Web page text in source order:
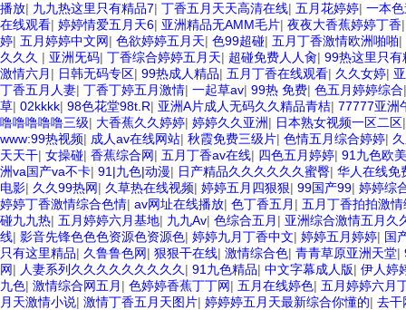
播放| 九九热这里只有精品7| 丁香五月天天高清在线| 五月花婷婷| 一本
在线观看| 婷婷情爱五月天6| 亚洲精品无AMM毛片| 夜夜大香蕉婷婷丁香
婷| 五月婷婷中文网| 色欲婷婷五月天| 色99超碰| 五月丁香激情欧洲啪啪|
久久久 | 亚洲旡码| 丁香综合婷婷五月天| 超碰免费人人肏| 99热这里只有
激情六月 | 日韩无码专区| 99热成人精品| 五月丁香在线观看| 久久女婷|
丁香五月人妻| 丁香丁婷五月激情| 一起草av| 99热 免费| 色五月婷婷综合
草| 02kkkk| 98色花堂98t.R| 亚洲A片成人无码久久精品青桔| 77777亚洲
噜噜噜噜噜三级| 大香蕉久久婷婷| 婷婷久久亚洲| 日本熟女视频一区二区
www:99热视频| 成人av在线网站| 秋霞免费三级片| 色情五月综合婷婷|
天天干| 女操碰| 香蕉综合网| 五月丁香av在线| 四色五月婷婷| 91九色欧美
洲va国产va不卡| 91|九色|动漫| 日产精品久久久久久久蜜臀| 华人在线免
电影| 久久99热网| 久草热在线视频| 婷婷五月四狠狠| 99国产99| 婷婷综
婷婷丁香激情综合色情| av网址在线播放| 色丁香五月 | 五月丁香拍拍激情
碰九九热| 五月婷婷六月基地| 九九Av| 色综合五月 | 亚洲综合激情五月久
线| 影音先锋色色色资源色资源色| 婷婷九月丁香中文| 婷婷五月婷婷| 国
只有这里精品| 久鲁鲁色网| 狠狠干在线| 激情综合色| 青青草原亚洲天堂|
网| 人妻系列久久久久久久久久久 | 91九色精品| 中文字幕成人版| 伊人婷
九色| 激情综合网五月 | 色婷婷香蕉丁丁网| 五月在线婷色| 五月婷婷六月
月天激情小说| 激情丁香五月天图片| 婷婷婷五月天最新综合你懂的| 去干